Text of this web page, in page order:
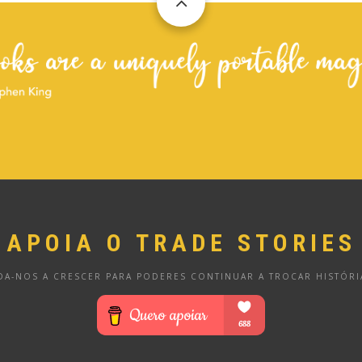
APOIA O TRADE STORIES
NOS A CRESCER PARA PODERES CONTINUAR A TROCAR